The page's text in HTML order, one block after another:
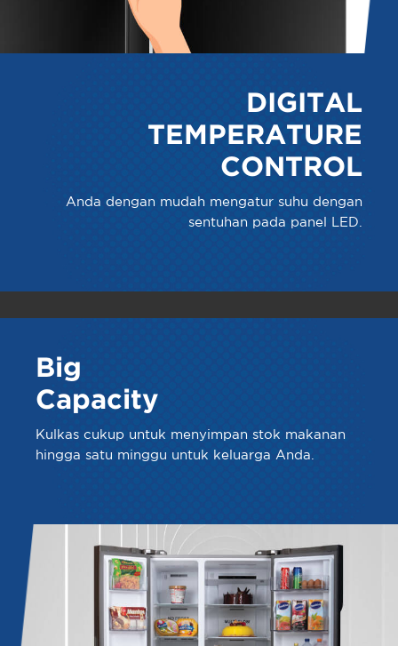
DIGITAL
TEMPERATURE
CONTROL
Anda dengan mudah mengatur suhu dengan
sentuhan pada panel LED.
Big
Capacity
Kulkas cukup untuk menyimpan stok makanan
hingga satu minggu untuk keluarga Anda.